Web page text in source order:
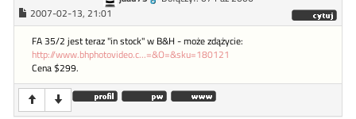
2007-02-13, 21:01
FA 35/2 jest teraz "in stock" w B&H - może zdążycie:
http://www.bhphotovideo.c...=&O=&sku=180121
Cena $299.